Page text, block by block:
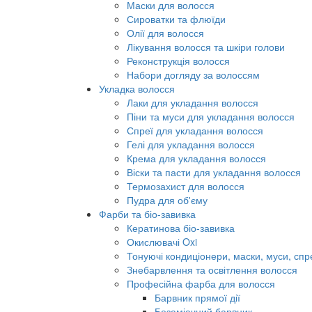
Маски для волосся
Сироватки та флюїди
Олії для волосся
Лікування волосся та шкіри голови
Реконструкція волосся
Набори догляду за волоссям
Укладка волосся
Лаки для укладання волосся
Піни та муси для укладання волосся
Спреї для укладання волосся
Гелі для укладання волосся
Крема для укладання волосся
Віски та пасти для укладання волосся
Термозахист для волосся
Пудра для об'єму
Фарби та біо-завивка
Кератинова біо-завивка
Окислювачі Oxi
Тонуючі кондиціонери, маски, муси,
Знебарвлення та освітлення волосся
Професійна фарба для волосся
Барвник прямої дії